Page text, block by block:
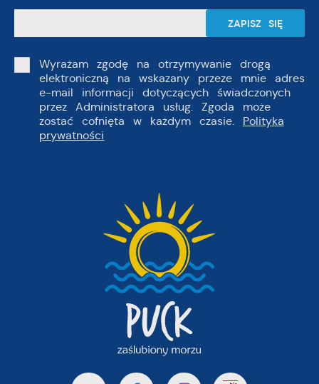
Wyrażam zgodę na otrzymywanie drogą
elektroniczną na wskazany przeze mnie adres
e-mail informacji dotyczących świadczonych
przez Administratora usług. Zgoda może
zostać cofnięta w każdym czasie. Polityka
prywatności